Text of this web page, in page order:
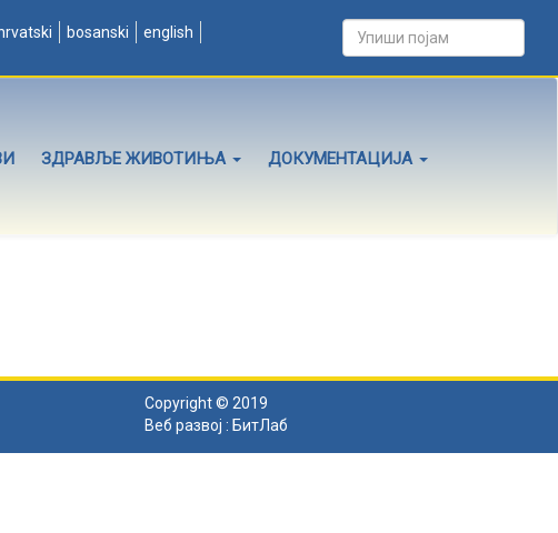
hrvatski bosanski english
ЗДРАВЉЕ ЖИВОТИЊА ДОКУМЕНТАЦИЈА
Copyright © 2019
Веб развој : БитЛаб